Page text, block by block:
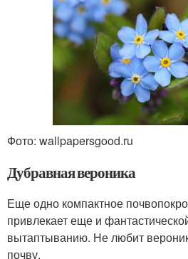
Фото: wallpapersgood.ru
Дубравная вероника
Еще одно компактное
привлекает еще и
вытаптыванию. Не любит
почву.